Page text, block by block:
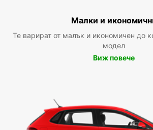
Малки и
Те варират от малък и икономичен до
модел
Виж повече